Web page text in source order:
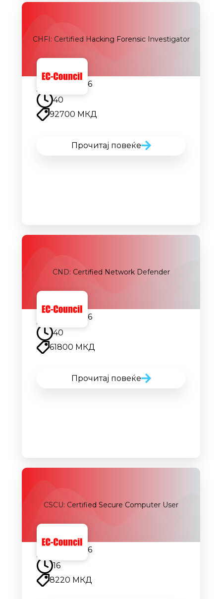
CHFI: Certified Hacking Forensic Investigator
21.09.2026
40
92700 МКД
Прочитај повеќе
CND: Certified Network Defender
14.09.2026
40
61800 МКД
Прочитај повеќе
CSCU: Certified Secure Computer User
14.09.2026
16
8220 МКД